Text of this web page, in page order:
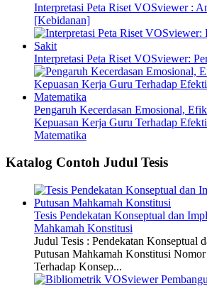
Interpretasi Peta Riset VOSviewer :
[Kebidanan]
Interpretasi Peta Riset VOSviewer:
Pengaruh Kecerdasan Emosional,
Kepuasan Kerja Guru Terhadap
Matematika
Katalog Contoh Judul Tesis
Tesis Pendekatan Konseptual dan
Mahkamah Konstitusi
Judul Tesis : Pendekatan Konseptual
Putusan Mahkamah Konstitusi
Terhadap Konsep...